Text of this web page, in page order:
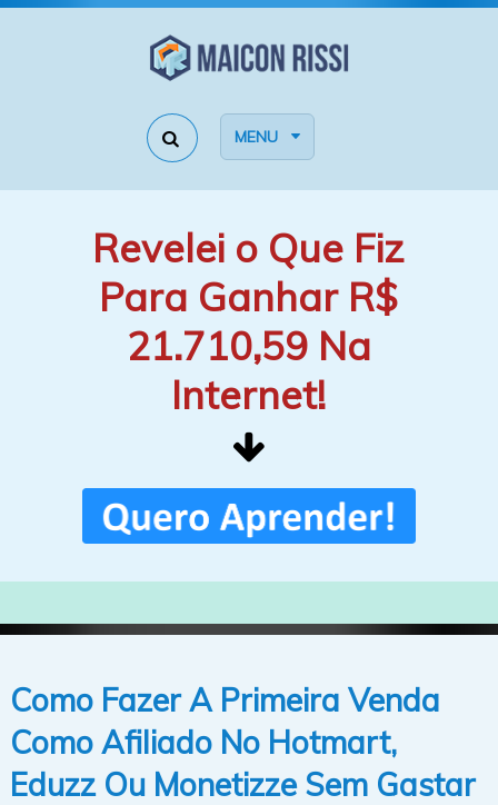
MENU
Revelei o Que Fiz
Para Ganhar R$
21.710,59 Na
Internet!
Como Fazer A Primeira Venda
Como Afiliado No Hotmart,
Eduzz Ou Monetizze Sem Gastar